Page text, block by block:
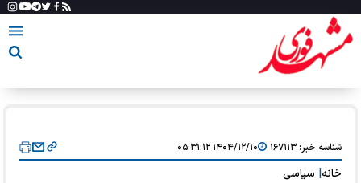
شناسه خبر:۱۶۷۱۱۳ ۱۴۰۴/۱۲/۱۰ ۰۵:۳۱:۱۲
خانه سیاسی